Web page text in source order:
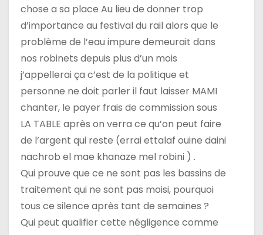
chose a sa place Au lieu de donner trop
d’importance au festival du rail alors que le
problème de l’eau impure demeurait dans
nos robinets depuis plus d’un mois
j’appellerai ça c’est de la politique et
personne ne doit parler il faut laisser MAMI
chanter, le payer frais de commission sous
LA TABLE après on verra ce qu’on peut faire
de l’argent qui reste (errai ettalaf ouine daini
nachrob el mae khanaze mel robini ) .
Qui prouve que ce ne sont pas les bassins de
traitement qui ne sont pas moisi, pourquoi
tous ce silence après tant de semaines ?
Qui peut qualifier cette négligence comme